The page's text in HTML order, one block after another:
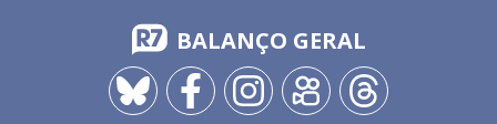
BALANÇO GERAL